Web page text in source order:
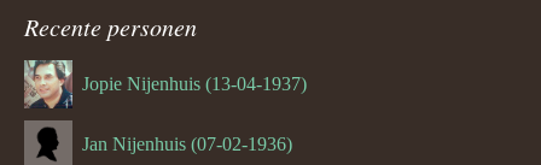
navigatie
Recente personen
Jopie Nijenhuis (13-04-1937)
Jan Nijenhuis (07-02-1936)